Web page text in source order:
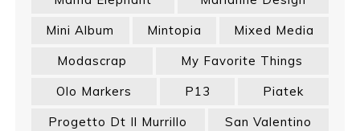
Mini Album
Mintopia
Mixed Media
Modascrap
My Favorite Things
Olo Markers
P13
Piatek
Progetto Dt Il Murrillo
San Valentino